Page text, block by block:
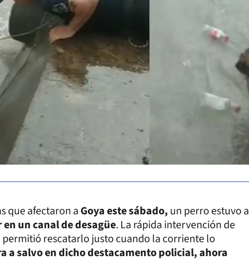
que afectaron aGoya este sábado,un perro estuvo a
en un canal de desagüe. La rápida intervención de
permitió rescatarlo justo cuando la corriente lo
a salvo en dicho destacamento policial, ahora